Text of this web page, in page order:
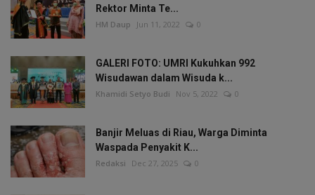
Rektor Minta Te...
HM Daup Jun 11, 2022 0
GALERI FOTO: UMRI Kukuhkan 992
Wisudawan dalam Wisuda k...
Khamidi Setyo Budi Nov 5, 2022 0
Banjir Meluas di Riau, Warga Diminta
Waspada Penyakit K...
Redaksi Dec 27, 2025 0